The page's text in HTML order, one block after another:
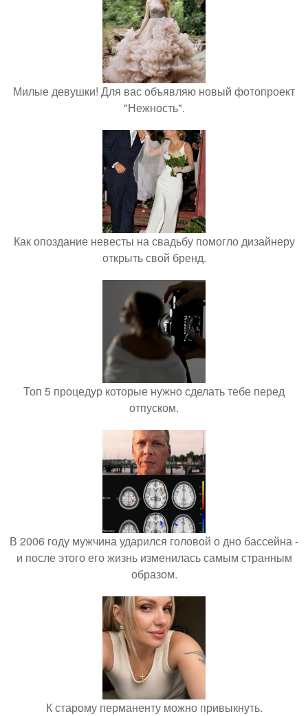
Милые девушки! Для вас объявляю новый фотопроект
"Нежность".
Как опоздание невесты на свадьбу помогло дизайнеру
открыть свой бренд.
Топ 5 процедур которые нужно сделать тебе перед
отпуском.
В 2006 году мужчина ударился головой о дно бассейна -
и после этого его жизнь изменилась самым странным
образом.
К старому перманенту можно привыкнуть.